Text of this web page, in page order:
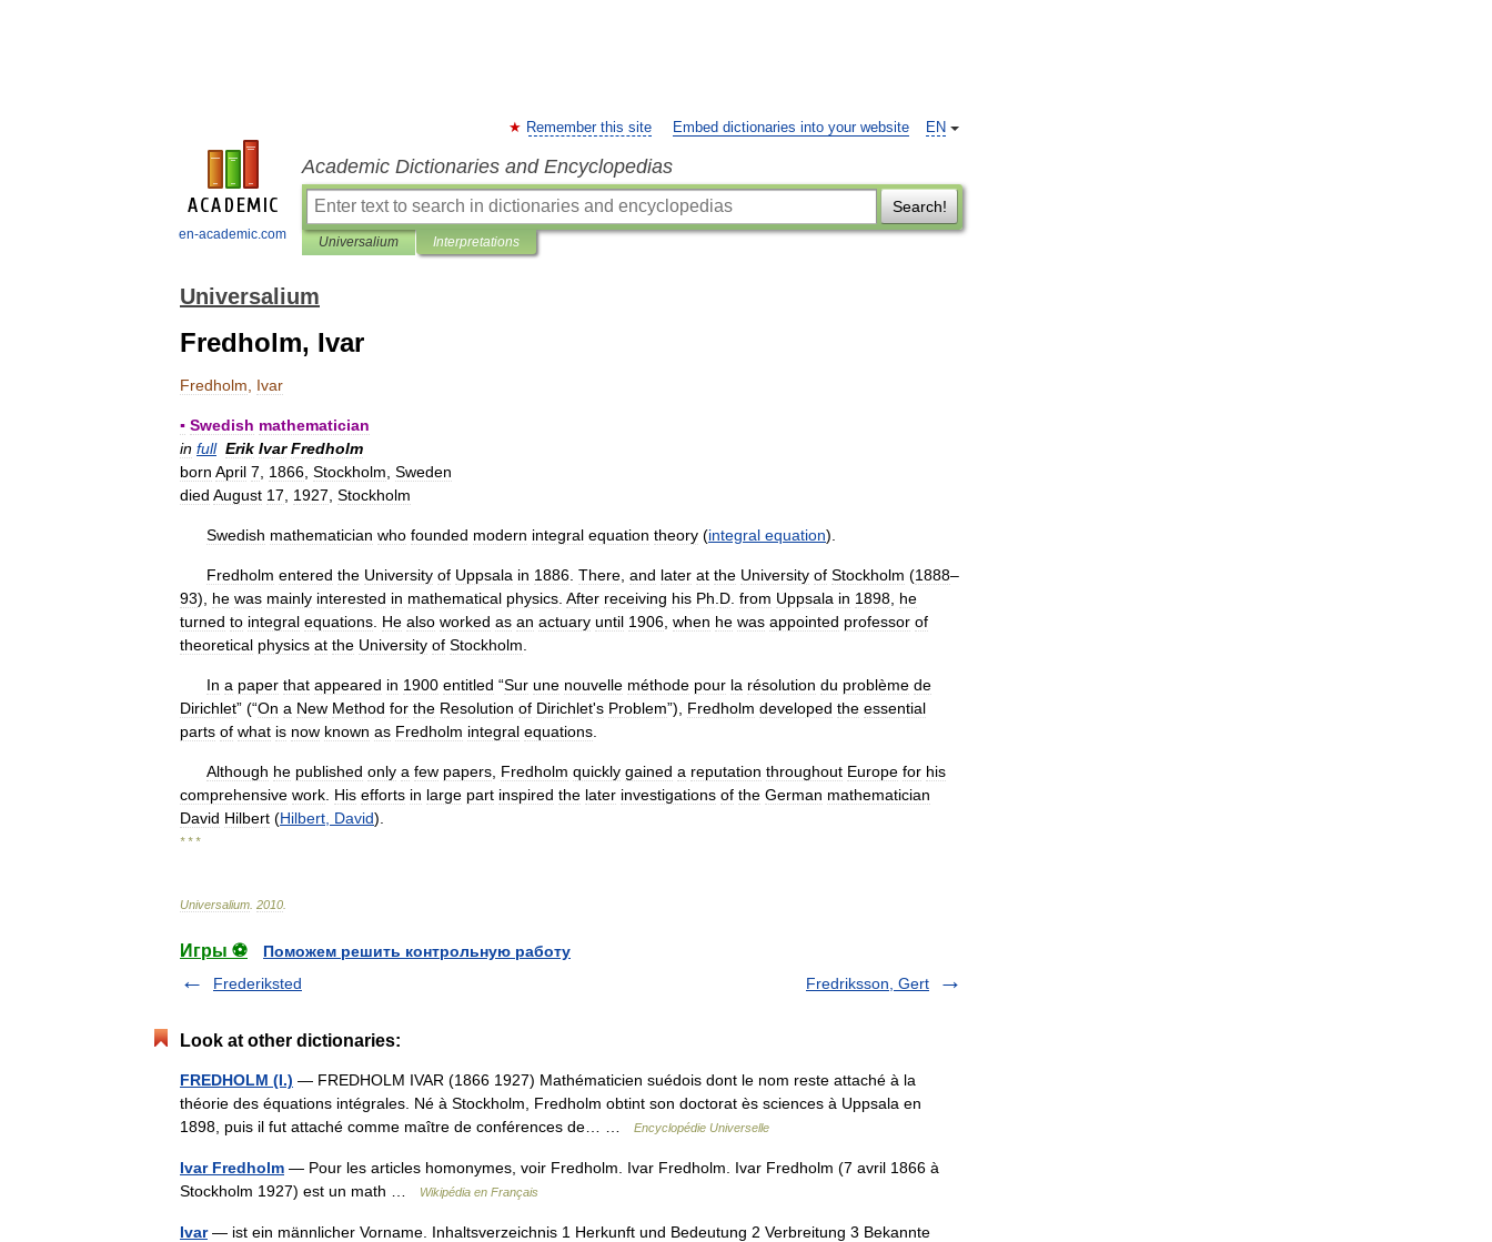
en-academic.com
EN
Remember this site Embed dictionaries into your website
Academic Dictionaries and Encyclopedias
Search!
Universalium Interpretations
Universalium
Fredholm, Ivar
Fredholm Ivar
▪ Swedish mathematician
in full Erik Ivar Fredholm
born April 7 1866 Stockholm Sweden
died August 17 1927 Stockholm
Swedish mathematician who founded modern integral equation theory (integral equation).
Fredholm entered the University of Uppsala in 1886 There and later at the University of Stockholm (1888–
93), he was mainly interested in mathematical physics After receiving his Ph D from Uppsala in 1898 he
turned to integral equations He also worked as an actuary until 1906 when he was appointed professor of
theoretical physics at the University of Stockholm
In a paper that appeared in 1900 entitled “Sur une nouvelle méthode pour la résolution du problème de
Dirichlet” (“On a New Method for the Resolution of Dirichlet's Problem”), Fredholm developed the essential
parts of what is now known as Fredholm integral equations
Although he published only a few papers Fredholm quickly gained a reputation throughout Europe for his
comprehensive work His efforts in large part inspired the later investigations of the German mathematician
David Hilbert (Hilbert David).
* * *
Universalium 2010
Игры ⚽
Поможем решить контрольную работу
Frederiksted
Fredriksson, Gert
Look at other dictionaries:
FREDHOLM (I.) — FREDHOLM IVAR (1866 1927) Mathématicien suédois dont le nom reste attaché à la
théorie des équations intégrales. Né à Stockholm, Fredholm obtint son doctorat ès sciences à Uppsala en
1898, puis il fut attaché comme maître de conférences de… …
Encyclopédie Universelle
Ivar Fredholm — Pour les articles homonymes, voir Fredholm. Ivar Fredholm. Ivar Fredholm (7 avril 1866 à
Stockholm 1927) est un math …
Wikipédia en Français
Ivar— ist ein männlicher Vorname. Inhaltsverzeichnis 1 Herkunft und Bedeutung 2 Verbreitung 3 Bekannte